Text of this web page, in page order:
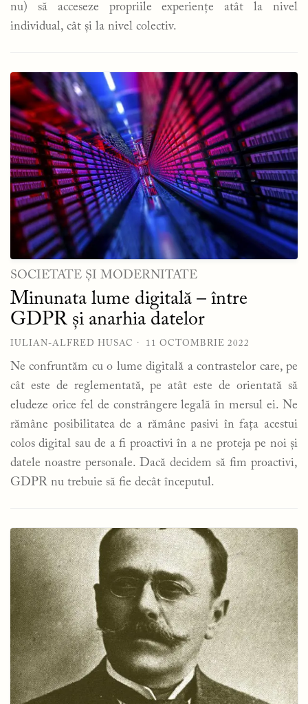
nu) să acceseze propriile experiențe atât la nivel
individual, cât și la nivel colectiv.
SOCIETATE ȘI MODERNITATE
Minunata lume digitală – între
GDPR și anarhia datelor
IULIAN-ALFRED HUSAC 11 OCTOMBRIE 2022
Ne confruntăm cu o lume digitală a contrastelor care, pe
cât este de reglementată, pe atât este de orientată să
eludeze orice fel de constrângere legală în mersul ei. Ne
rămâne posibilitatea de a rămâne pasivi în fața acestui
colos digital sau de a fi proactivi în a ne proteja pe noi și
datele noastre personale. Dacă decidem să fim proactivi,
GDPR nu trebuie să fie decât începutul.